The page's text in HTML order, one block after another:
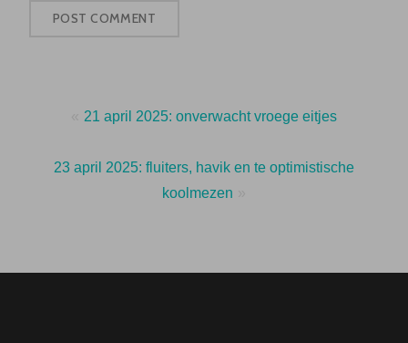
Post
navigation
21 april 2025: onverwacht vroege eitjes
23 april 2025: fluiters, havik en te optimistische
koolmezen